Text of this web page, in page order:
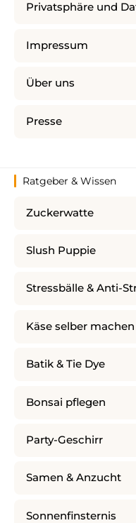
Privatsphäre und
Impressum
Über uns
Presse
Ratgeber & Wissen
Zuckerwatte
Slush Puppie
Stressbälle & Anti-
Käse selber machen
Batik & Tie Dye
Bonsai pflegen
Party-Geschirr
Samen & Anzucht
Sonnenfinsternis